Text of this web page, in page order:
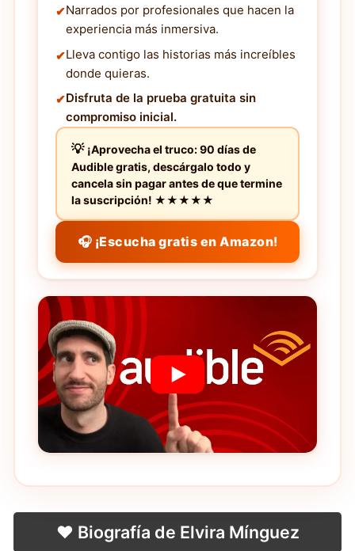
Narrados por profesionales que hacen la
experiencia más inmersiva.
Lleva contigo las historias más increíbles
donde quieras.
Disfruta de la prueba gratuita sin
compromiso inicial.
¡Aprovecha el truco: 90 días de
Audible gratis, descárgalo todo y
cancela sin pagar antes de que termine
la suscripción! ★★★★★
🎧 ¡Escucha gratis en Amazon!
❤️ Biografía de Elvira Mínguez